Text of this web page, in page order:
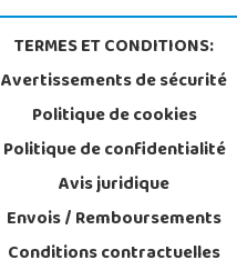
TERMES ET CONDITIONS:
Avertissements de sécurité
Politique de cookies
Politique de confidentialité
Avis juridique
Envois / Remboursements
Conditions contractuelles